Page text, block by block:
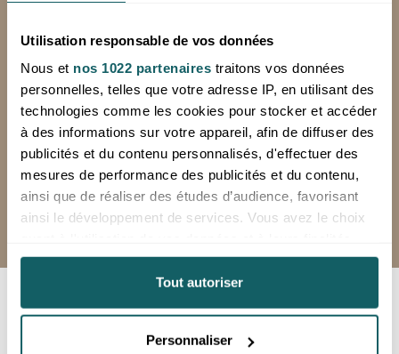
Utilisation responsable de vos données
Nous et nos 1022 partenaires traitons vos données
personnelles, telles que votre adresse IP, en utilisant des
technologies comme les cookies pour stocker et accéder
à des informations sur votre appareil, afin de diffuser des
publicités et du contenu personnalisés, d'effectuer des
mesures de performance des publicités et du contenu,
ainsi que de réaliser des études d’audience, favorisant
ainsi le développement de services. Vous avez le choix
Vous pouvez modifier ou retirer votre consentement à
tout moment en consultant la Déclaration relative aux
cookies ou en cliquant sur l'icône de confidentialité.
Si vous le permettez, nous aimerions également :
Tout autoriser
Personnaliser
Achetez vos produits en toute sécurité
Populaire
03 29 08 53 47
du lundi au vendredi de 8h à 12h et de
13h à 16h
Dépôt ouvert uniquement sur rendez-
vous